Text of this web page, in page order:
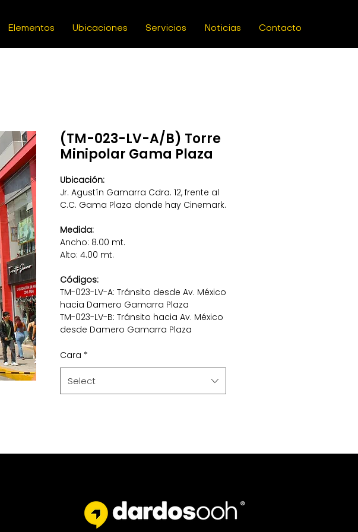
Elementos Ubicaciones Servicios Noticias Contacto
(TM-023-LV-A/B) Torre
Minipolar Gama Plaza
Ubicación:
Jr. Agustín Gamarra Cdra. 12, frente al
C.C. Gama Plaza donde hay Cinemark.
Medida:
Ancho: 8.00 mt.
Alto: 4.00 mt.
Códigos:
TM-023-LV-A: Tránsito desde Av. México
hacia Damero Gamarra Plaza
TM-023-LV-B: Tránsito hacia Av. México
desde Damero Gamarra Plaza
Cara *
Select